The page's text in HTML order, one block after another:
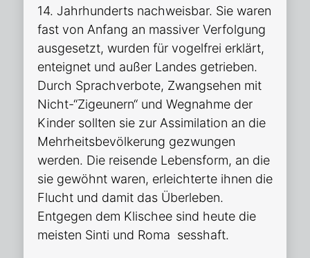
14. Jahrhunderts nachweisbar. Sie waren
fast von Anfang an massiver Verfolgung
ausgesetzt, wurden für vogelfrei erklärt,
enteignet und außer Landes getrieben.
Durch Sprachverbote, Zwangsehen mit
Nicht-“Zigeunern“ und Wegnahme der
Kinder sollten sie zur Assimilation an die
Mehrheitsbevölkerung gezwungen
werden. Die reisende Lebensform, an die
sie gewöhnt waren, erleichterte ihnen die
Flucht und damit das Überleben.
Entgegen dem Klischee sind heute die
meisten Sinti und Roma sesshaft.